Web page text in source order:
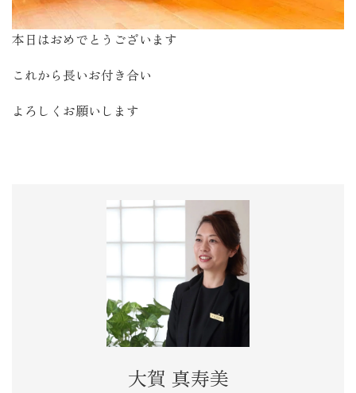
本日はおめでとうございます
これから長いお付き合い
よろしくお願いします
大賀 真寿美